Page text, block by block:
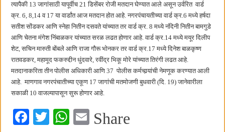
त्यापैकी 13 जागांसाठी यापूर्वीच 21 डिसेंबर रोजी मतदान घेण्यात आले असून उर्वरित वार्ड
क्र. 6, 8,14 व 17 या वार्डांत आज मतदान होत आहे. नगरपंचायतीच्या वार्ड क्र.6 मध्ये हर्षदा
सतीश सोंडकर आणि स्नेहा नितीन दसवते यांच्यात तर वार्ड क्र. 8 मध्ये नंदिनी नितीन बामगुडे
आणि चेतना मंगेश निंबाळकर यांच्यात सरळ लढत होणार आहे. वार्ड क्र.14 मध्ये मयूर दिलीप
शेट, सचिन मारुती बोंबले आणि राजा गौरू भोनकर तर वार्ड क्र.17 मध्ये दिनेश बाळकृष्ण
रातवडकर, महामूद फकरुद्दीन धुंदवारे, रवींद्र भिकू मोरे यांच्यात तिरंगी लढत आहे.
मतदानाकरिता तीन पोलीस अधिकारी आणि 37 पोलीस कर्मचार्‍यांची नेमणूक करण्यात आली
आहे. माणगाव नगरपंचातीच्या एकूण 17 जागांची मतमोजणी बुधवारी (दि. 19) जानेवारीला
सकाळी 10 वाजल्यापासून सुरू होणार आहे.
Fa T
W E
Share